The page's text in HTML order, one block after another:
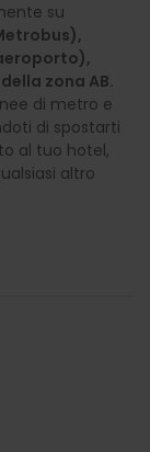
su
zona AB.
di metro e
di spostarti
al tuo hotel,
altro